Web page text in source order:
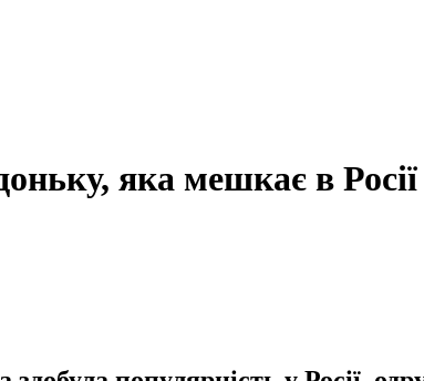
яка мешкає в Росії